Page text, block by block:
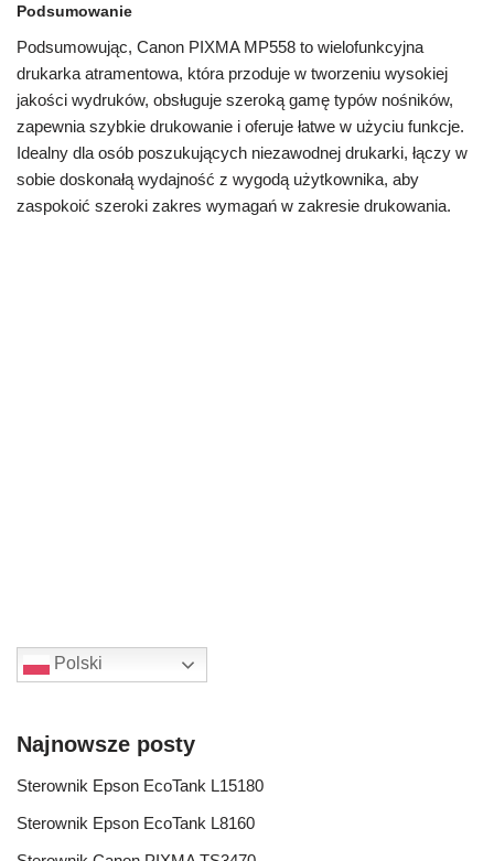
Podsumowanie
Podsumowując, Canon PIXMA MP558 to wielofunkcyjna
drukarka atramentowa, która przoduje w tworzeniu wysokiej
jakości wydruków, obsługuje szeroką gamę typów nośników,
zapewnia szybkie drukowanie i oferuje łatwe w użyciu funkcje.
Idealny dla osób poszukujących niezawodnej drukarki, łączy w
sobie doskonałą wydajność z wygodą użytkownika, aby
zaspokoić szeroki zakres wymagań w zakresie drukowania.
Polski
Najnowsze posty
Sterownik Epson EcoTank L15180
Sterownik Epson EcoTank L8160